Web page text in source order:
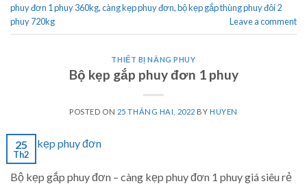
phuy đơn 1 phuy 360kg,càng kẹp phuy đơn,bộ kẹp gắp thùng phuy đôi 2
phuy 720kg
Leave a comment
THIẾT BỊ NÂNG PHUY
Bộ kẹp gắp phuy đơn 1 phuy
POSTED ON 25 THÁNG HAI, 2022 BYHUYEN
25
Th2
Bộ kẹp gắp phuy đơn – càng kẹp phuy đơn 1 phuy giá siêu rẻ